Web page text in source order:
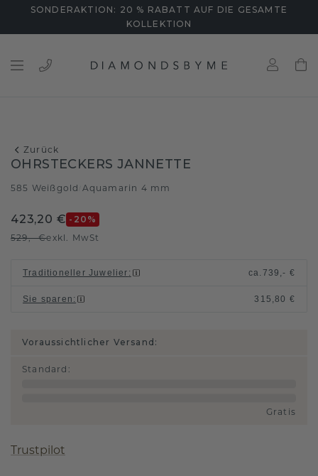
SONDERAKTION: 20 % RABATT AUF DIE GESAMTE
KOLLEKTION
Zurück
OHRSTECKERS JANNETTE
585 Weißgold Aquamarin 4 mm
423,20 € -20 %
529,- €exkl. MwSt
Traditioneller Juwelier : ca. 739,- €
Sie sparen : 315,80 €
Voraussichtlicher Versand:
Standard :
Gratis
Trustpilot